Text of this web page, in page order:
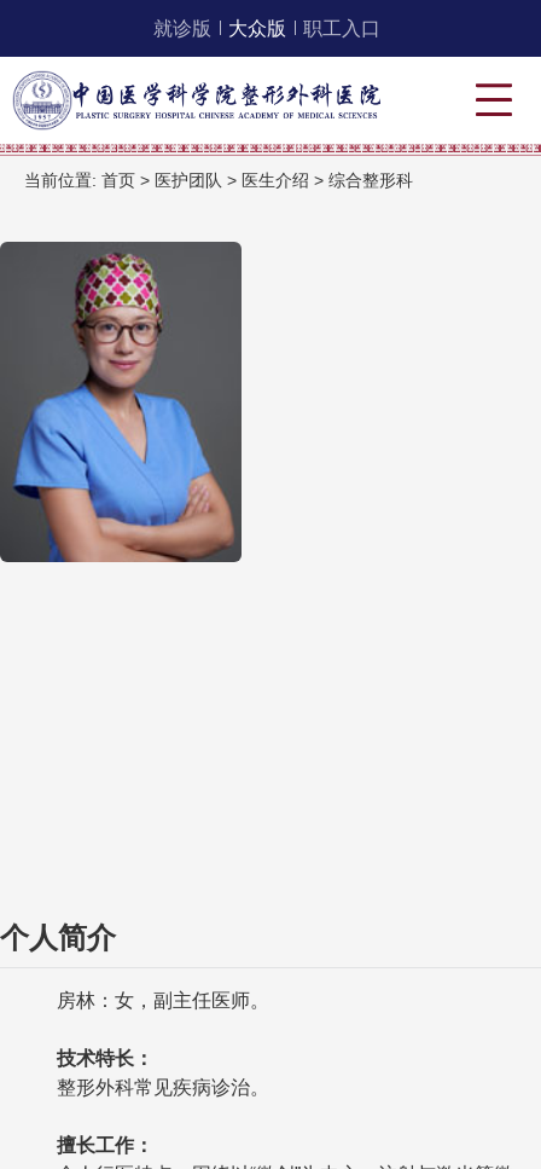
就诊版 大众版 职工入口
当前位置: 首页 > 医护团队 > 医生介绍 > 综合整形科
个人简介
房林：女，副主任医师。
技术特长：
整形外科常见疾病诊治。
擅长工作：